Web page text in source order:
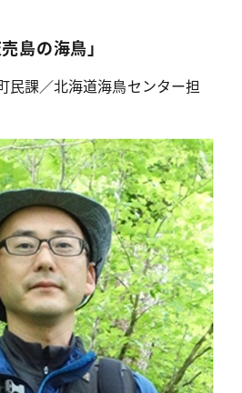
島の海鳥」
民課／北海道海鳥センター担